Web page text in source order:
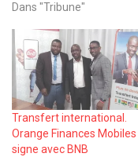
Dans "Tribune"
Transfert international.
Orange Finances Mobiles
signe avec BNB